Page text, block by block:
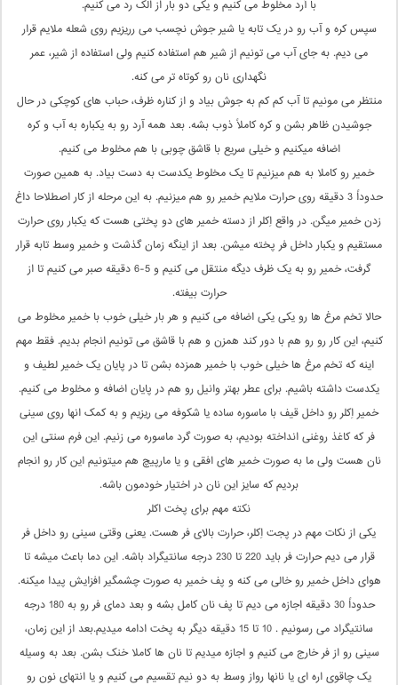
با آرد مخلوط می کنیم و یکی دو بار از الک رد می کنیم.
سپس کره و آب رو در یک تابه یا شیر جوش نچسب می رریزیم روی شعله ملایم قرار
می دیم. به جای آب می تونیم از شیر هم استفاده کنیم ولی استفاده از شیر، عمر
نگهداری نان رو کوتاه تر می کنه.
منتظر می مونیم تا آب کم کم به جوش بیاد و از کناره ظرف، حباب های کوچکی در حال
جوشیدن ظاهر بشن و کره کاملاً ذوب بشه. بعد همه آرد رو به یکباره به آب و کره
اضافه میکنیم و خیلی سریع با قاشق چوبی با هم مخلوط می کنیم.
خمیر رو کاملا به هم میزنیم تا یک مخلوط یکدست به دست بیاد. به همین صورت
حدوداً 3 دقیقه روی حرارت ملایم خمیر رو هم میزنیم. به این مرحله از کار اصطلاحا داغ
زدن خمیر میگن. در واقع اِکلر از دسته خمیر های دو پختی هست که یکبار روی حرارت
مستقیم و یکبار داخل فر پخته میشن. بعد از اینگه زمان گذشت و خمیر وسط تابه قرار
گرفت، خمیر رو به یک ظرف دیگه منتقل می کنیم و 5-6 دقیقه صبر می کنیم تا از
حرارت بیفته.
حالا تخم مرغ ها رو یکی یکی اضافه می کنیم و هر بار خیلی خوب با خمیر مخلوط می
کنیم، این کار رو رو هم با دور کند همزن و هم با قاشق می تونیم انجام بدیم. فقط مهم
اینه که تخم مرغ ها خیلی خوب با خمیر همزده بشن تا در پایان یک خمیر لطیف و
یکدست داشته باشیم. برای عطر بهتر وانیل رو هم در پایان اضافه و مخلوط می کنیم.
خمیر اِکلر رو داخل قیف با ماسوره ساده یا شکوفه می ریزیم و به کمک انها روی سینی
فر که کاغذ روغنی انداخته بودیم، به صورت گرد ماسوره می زنیم. این فرم سنتی این
نان هست ولی ما به صورت خمیر های افقی و یا مارپیچ هم میتونیم این کار رو انجام
بردیم که سایز این نان در اختیار خودمون باشه.
نکته مهم برای پخت اکلر
یکی از نکات مهم در پجت اِکلر، حرارت بالای فر هست. یعنی وقتی سینی رو داخل فر
قرار می دیم حرارت فر باید 220 تا 230 درجه سانتیگراد باشه. این دما باعث میشه تا
هوای داخل خمیر رو خالی می کنه و پف خمیر به صورت چشمگیر افزایش پیدا میکنه.
حدوداً 30 دقیقه اجازه می دیم تا پف نان کامل بشه و بعد دمای فر رو به 180 درجه
سانتیگراد می رسونیم . 10 تا 15 دقیقه دیگر به پخت ادامه میدیم.بعد از این زمان،
سینی رو از فر خارج می کنیم و اجازه میدیم تا نان ها کاملا خنک بشن. بعد به وسیله
یک چاقوی اره ای یا نانها رواز وسط به دو نیم تقسیم می کنیم و یا انتهای نون رو